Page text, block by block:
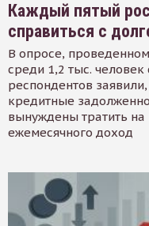
Каждый пятый
справиться с
В опросе,
среди 1,2 тыс. человек
респондентов
кредитные
вынуждены тратить
ежемесячного доход